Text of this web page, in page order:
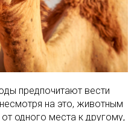
предпочитают вести
на это, животным
одного места к другому,